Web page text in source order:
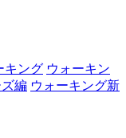
キング ウォーキン
編 ウォーキング新